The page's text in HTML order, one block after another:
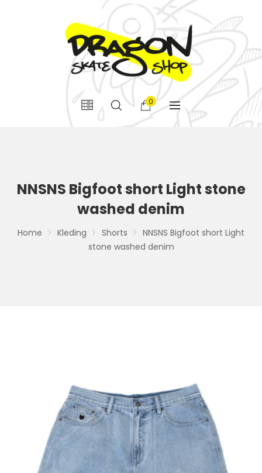
0
NNSNS Bigfoot short Light stone
washed denim
Home Kleding Shorts
NNSNS Bigfoot short Light
stone washed denim